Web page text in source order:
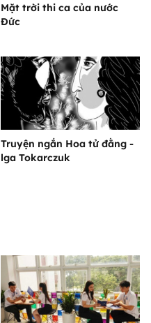
Mặt trời thi ca của nước
Đức
Truyện ngắn Hoa tử đằng -
lga Tokarczuk